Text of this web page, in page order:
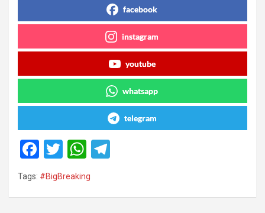
facebook
instagram
youtube
whatsapp
telegram
F
a
ce
T
wi
tt
W
at
Tags: #BigBreaking